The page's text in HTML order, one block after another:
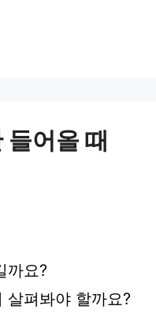
들어올 때
까요?
살펴봐야 할까요?